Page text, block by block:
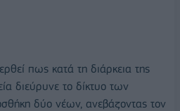
πως κατά τη διάρκεια της
διεύρυνε το δίκτυο των
δύο νέων, ανεβάζοντας τον